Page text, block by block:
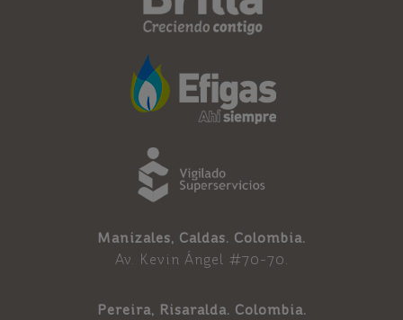
Manizales, Caldas. Colombia.
Av. Kevin Ángel #70-70.
Pereira, Risaralda. Colombia.